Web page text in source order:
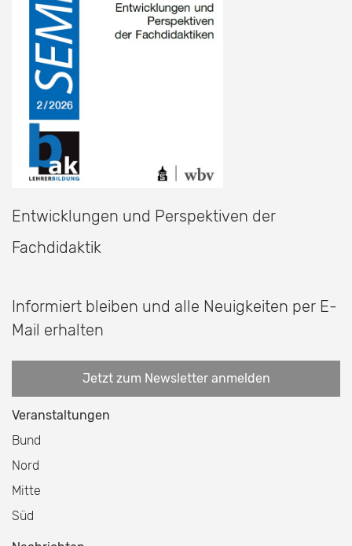
Entwicklungen und Perspektiven der
Fachdidaktik
Informiert bleiben und alle Neuigkeiten per E-
Mail erhalten
Jetzt zum Newsletter anmelden
Veranstaltungen
Bund
Nord
Mitte
Süd